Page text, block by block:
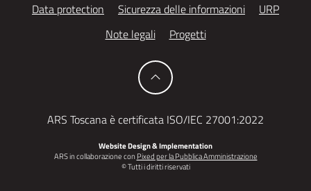
Data protection
Sicurezza delle informazioni
URP
Note legali
Progetti
ARS Toscana è certificata ISO/IEC 27001:2022
Website Design & Implementation
ARS in collaborazione conPixed per la Pubblica Amministrazione
© Tutti i diritti riservati